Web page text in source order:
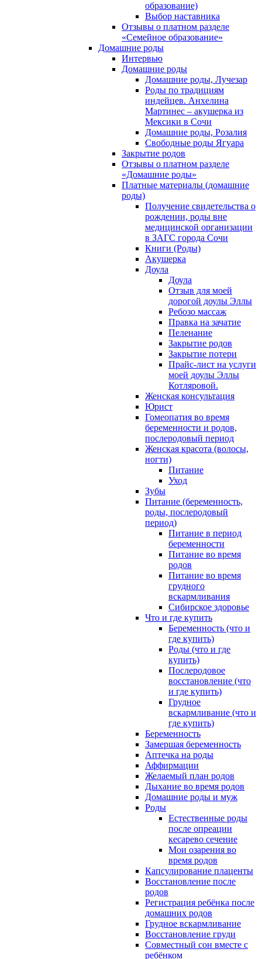
образование)
Выбор наставника
Отзывы о платном разделе
«Семейное образование»
Домашние роды
Интервью
Домашние роды
Домашние роды, Лучезар
Роды по традициям
индейцев. Анхелина
Мартинес – акушерка из
Мексики в Сочи
Домашние роды, Розалия
Свободные роды Ягуара
Закрытие родов
Отзывы о платном разделе
«Домашние роды»
Платные материалы (домашние
роды)
Получение свидетельства о
рождении, роды вне
медицинской организации
в ЗАГС города Сочи
Книги (Роды)
Акушерка
Доула
Доула
Отзыв для моей
дорогой доулы Эллы
Ребозо массаж
Правка на зачатие
Пеленание
Закрытие родов
Закрытие потери
Прайс-лист на услуги
моей доулы Эллы
Котляровой.
Женская консультация
Юрист
Гомеопатия во время
беременности и родов,
послеродовый период
Женская красота (волосы,
ногти)
Питание
Уход
Зубы
Питание (беременность,
роды, послеродовый
период)
Питание в период
беременности
Питание во время
родов
Питание во время
грудного
вскармливания
Сибирское здоровье
Что и где купить
Беременность (что и
где купить)
Роды (что и где
купить)
Послеродовое
восстановление (что
и где купить)
Грудное
вскармливание (что и
где купить)
Беременность
Замершая беременность
Аптечка на роды
Аффирмации
Желаемый план родов
Дыхание во время родов
Домашние роды и муж
Роды
Естественные роды
после опреации
кесарево сечение
Мои озарения во
время родов
Капсулирование плаценты
Восстановление после
родов
Регистрация ребёнка после
домашних родов
Грудное вскармливание
Восстановление груди
Совместный сон вместе с
ребёнком